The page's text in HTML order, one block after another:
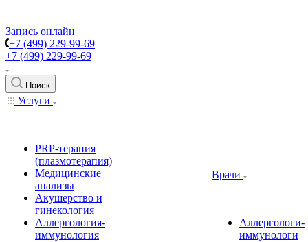
Запись онлайн
+7 (499) 229-99-69
+7 (499) 229-99-69
Поиск
Услуги
PRP-терапия
(плазмотерапия)
Медицинские
анализы
Акушерство и
гинекология
Аллергология-
иммунология
Врачи
Аллергологи-
иммунологи